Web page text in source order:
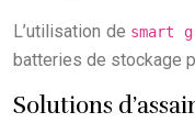
L’utilisation de smart
batteries de stockage
Solutions